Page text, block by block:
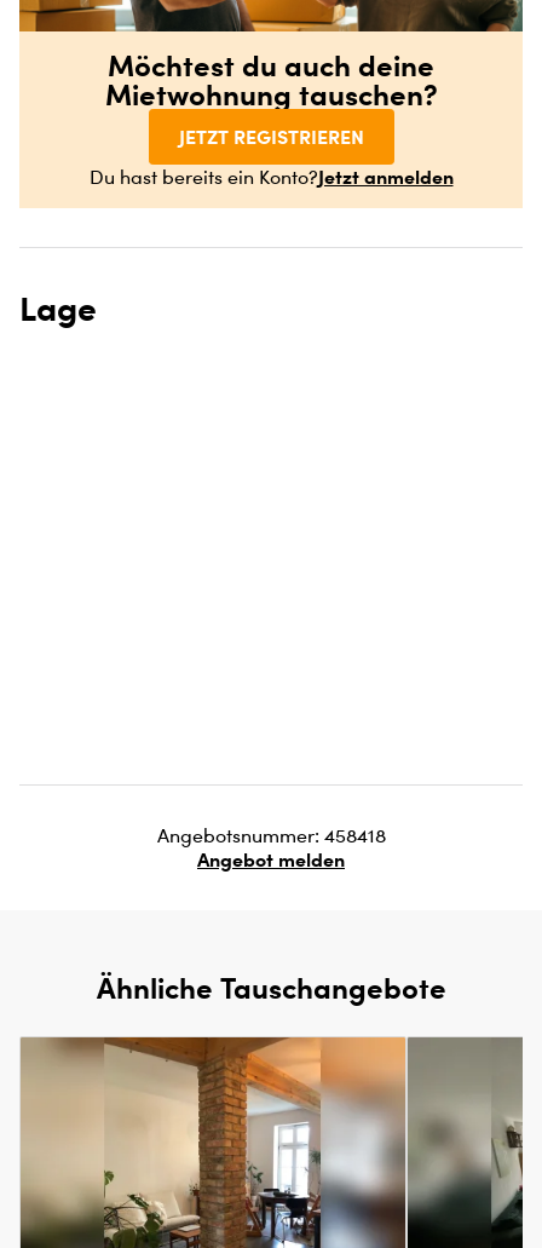
Möchtest du auch deine
Mietwohnung tauschen?
JETZT REGISTRIEREN
Du hast bereits ein Konto?Jetzt anmelden
Lage
Angebotsnummer: 458418
Angebot melden
Ähnliche Tauschangebote